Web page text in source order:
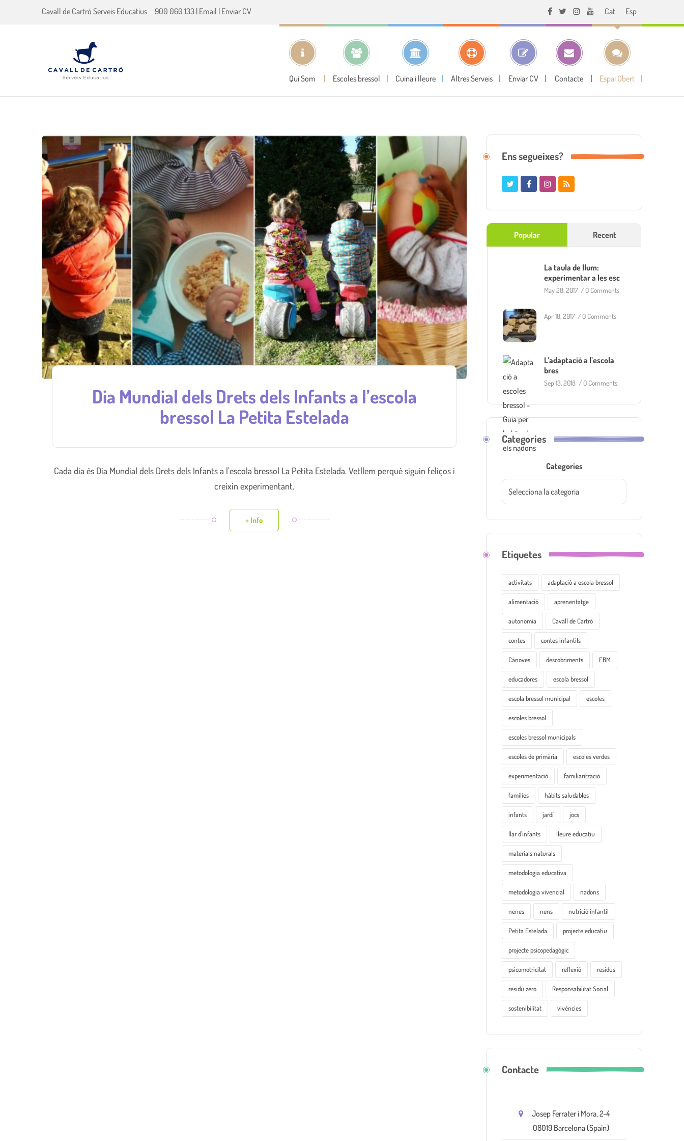
Cavall de Cartró Serveis Educatius 900 060 133 | Email | Enviar CV Cat Esp
Qui Som Escoles bressol Cuina i lleure Altres Serveis Enviar CV Contacte Espai Obert
Dia Mundial dels Drets dels Infants a l’escola
bressol La Petita Estelada
Cada dia és Dia Mundial dels Drets dels Infants a l'escola bressol La Petita Estelada. Vetllem perquè siguin feliços i
creixin experimentant.
+ Info
Ens segueixes?
Popular Recent
La taula de llum:
experimentar a les esc
May 28, 2017 /0 Comments
Apr 18, 2017 /0 Comments
L’adaptació a l’escola
bres
Sep 13, 2018 /0 Comments
Categories
Categories
Etiquetes
activitats adaptació a escola bressol
alimentació aprenentatge
autonomia Cavall de Cartró
contes contes infantils
Cànoves descobriments EBM
educadores escola bressol
escola bressol municipal escoles
escoles bressol
escoles bressol municipals
escoles de primària escoles verdes
experimentació familiarització
famílies hàbits saludables
infants jardí jocs
llar d'infants lleure educatiu
materials naturals
metodologia educativa
metodologia vivencial nadons
nenes nens nutrició infantil
Petita Estelada projecte educatiu
projecte psicopedagògic
psicomotricitat reflexió residus
residu zero Responsabilitat Social
sostenibilitat vivències
Contacte
Josep Ferrater i Mora, 2-4
08019 Barcelona (Spain)